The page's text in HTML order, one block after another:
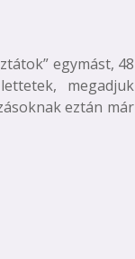
egymást, 48
megadjuk
eztán már